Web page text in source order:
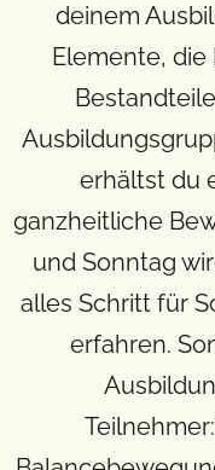
deinem
Elemente, die
erhältst du
ganzheitliche
und Sonntag
alles Schritt für
erfahren.